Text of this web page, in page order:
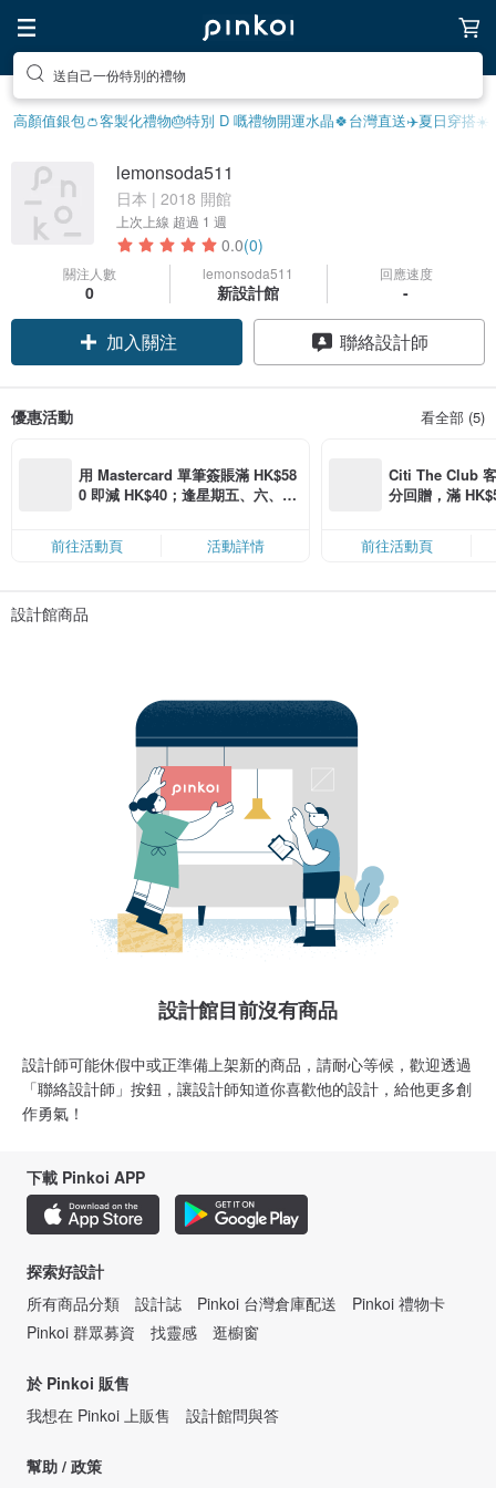
送自己一份特別的禮物
高顏值銀包👛客製化禮物🎂特別 D 嘅禮物開運水晶🍀台灣直送✈️夏日穿搭☀️
lemonsoda511
日本 | 2018 開館
上次上線 超過 1 週
0.0(0)
關注人數
0
lemonsoda511
新設計館
回應速度
-
加入關注 聯絡設計師
優惠活動 看全部 (5)
用 Mastercard 單筆簽賬滿 HK$58
0 即減 HK$40；逢星期五、六、日
卡」結帳）
前往活動頁 活動詳情
Citi The Club
分回贈，滿
前往活動頁
設計館商品
設計館目前沒有商品
設計師可能休假中或正準備上架新的商品，請耐心等候，歡迎透過
「聯絡設計師」按鈕，讓設計師知道你喜歡他的設計，給他更多創
作勇氣！
下載 Pinkoi APP
探索好設計
所有商品分類
設計誌 Pinkoi 台灣倉庫配送
Pinkoi 禮物卡
Pinkoi 群眾募資
找靈感 逛櫥窗
於 Pinkoi 販售
我想在 Pinkoi 上販售
設計館問與答
幫助 / 政策